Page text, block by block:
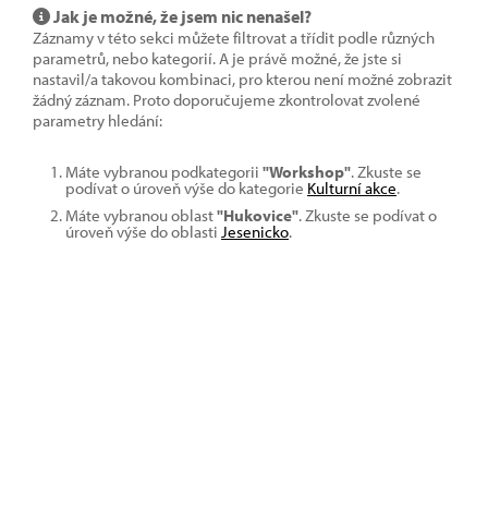
Jak je možné, že jsem nic nenašel?
Záznamy v této sekci můžete filtrovat a třídit podle různých
parametrů, nebo kategorií. A je právě možné, že jste si
nastavil/a takovou kombinaci, pro kterou není možné zobrazit
žádný záznam. Proto doporučujeme zkontrolovat zvolené
parametry hledání:
Máte vybranou podkategorii "Workshop". Zkuste se
podívat o úroveň výše do kategorie Kulturní akce.
Máte vybranou oblast"Hukovice". Zkuste se podívat o
úroveň výše do oblasti Jesenicko.